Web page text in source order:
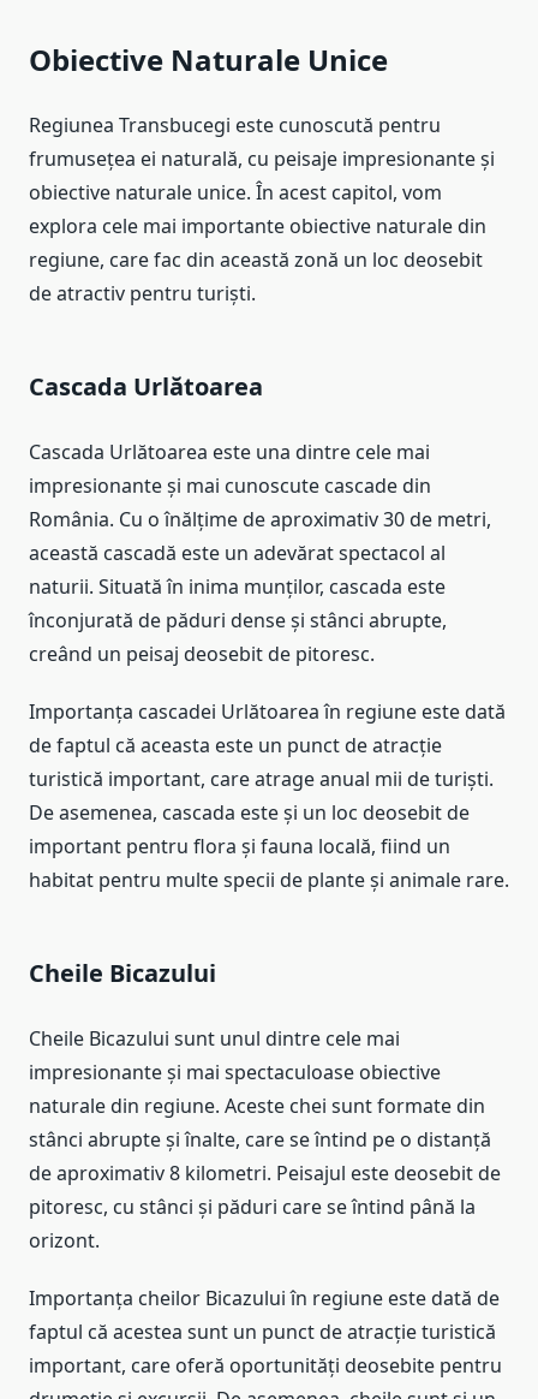
Obiective Naturale Unice
Regiunea Transbucegi este cunoscută pentru
frumusețea ei naturală, cu peisaje impresionante și
obiective naturale unice. În acest capitol, vom
explora cele mai importante obiective naturale din
regiune, care fac din această zonă un loc deosebit
de atractiv pentru turiști.
Cascada Urlătoarea
Cascada Urlătoarea este una dintre cele mai
impresionante și mai cunoscute cascade din
România. Cu o înălțime de aproximativ 30 de metri,
această cascadă este un adevărat spectacol al
naturii. Situată în inima munților, cascada este
înconjurată de păduri dense și stânci abrupte,
creând un peisaj deosebit de pitoresc.
Importanța cascadei Urlătoarea în regiune este dată
de faptul că aceasta este un punct de atracție
turistică important, care atrage anual mii de turiști.
De asemenea, cascada este și un loc deosebit de
important pentru flora și fauna locală, fiind un
habitat pentru multe specii de plante și animale rare.
Cheile Bicazului
Cheile Bicazului sunt unul dintre cele mai
impresionante și mai spectaculoase obiective
naturale din regiune. Aceste chei sunt formate din
stânci abrupte și înalte, care se întind pe o distanță
de aproximativ 8 kilometri. Peisajul este deosebit de
pitoresc, cu stânci și păduri care se întind până la
orizont.
Importanța cheilor Bicazului în regiune este dată de
faptul că acestea sunt un punct de atracție turistică
important, care oferă oportunități deosebite pentru